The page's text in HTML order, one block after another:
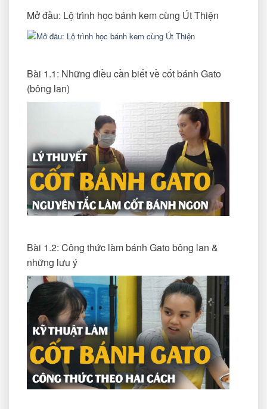
Mở đầu: Lộ trình học bánh kem cùng Út Thiện
Bài 1.1: Những điều cần biết về cốt bánh Gato
(bông lan)
Bài 1.2: Công thức làm bánh Gato bông lan &
những lưu ý